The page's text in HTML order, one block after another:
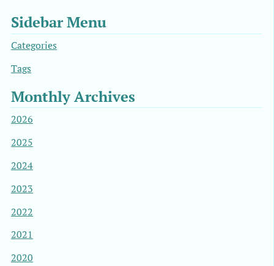
Sidebar Menu
Categories
Tags
Monthly Archives
2026
2025
2024
2023
2022
2021
2020